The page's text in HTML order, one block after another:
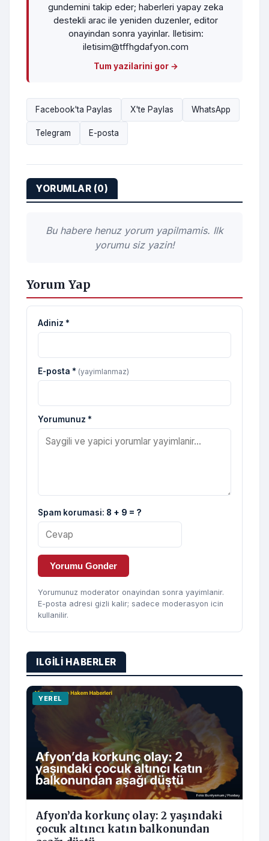
gundemini takip eder; haberleri yapay zeka
destekli arac ile yeniden duzenler, editor
onayindan sonra yayinlar. Iletisim:
iletisim@tffhgdafyon.com
Tum yazilarini gor →
Facebook'ta Paylas X'te Paylas WhatsApp
Telegram E-posta
YORUMLAR (0)
Bu habere henuz yorum yapilmamis. Ilk
yorumu siz yazin!
Yorum Yap
Adiniz *
E-posta * (yayimlanmaz)
Yorumunuz *
Spam korumasi: 8 + 9 = ?
Yorumu Gonder
Yorumunuz moderator onayindan sonra yayimlanir.
E-posta adresi gizli kalir; sadece moderasyon icin
kullanilir.
ILGILI HABERLER
YEREL
Afyon’da korkunç olay: 2 yaşındaki
çocuk altıncı katın balkonundan